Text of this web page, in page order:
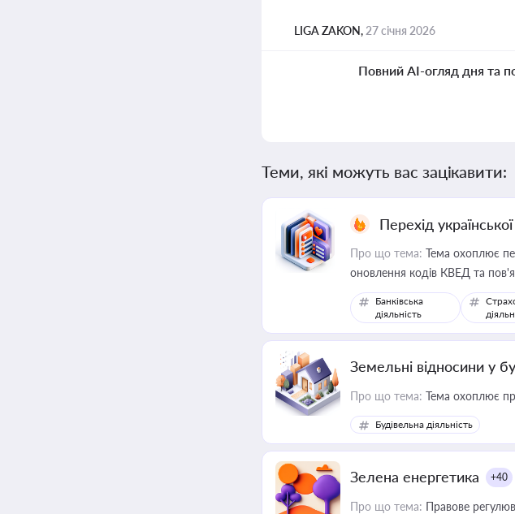
LIGA ZAKON, 27 січня 2026
Повний AI-огляд дня та
Теми, які можуть вас зацікавити:
Перехід
Про що тема: Тема охоплює
оновлення кодів КВЕД та
Банківська
діяльність
Земельні відносини у
Про що тема: Тема охоплює
Будівельна діяльність
Зелена енергетика +40
Про що тема: Правове